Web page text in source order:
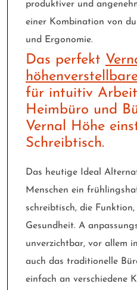
produktiver und
einer Kombination von
und Ergonomie.
Das perfekt
für intuitiv
Heimbüro und
Vernal Höhe
Schreibtisch.
Das heutige Ideal
Menschen ein
schreibtisch, die
Gesundheit. A
unverzichtbar, vor allem
auch das traditionelle
einfach an verschiedene